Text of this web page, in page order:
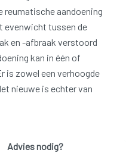
reumatische aandoening
evenwicht tussen de
en -afbraak verstoord
kan in één of
is zowel een verhoogde
nieuwe is echter van
Advies nodig?